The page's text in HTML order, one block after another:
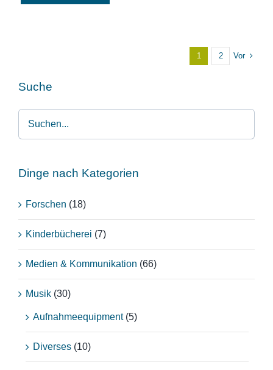
1 2 Vor
Suche
Dinge nach Kategorien
Forschen (18)
Kinderbücherei (7)
Medien & Kommunikation (66)
Musik (30)
Aufnahmeequipment (5)
Diverses (10)